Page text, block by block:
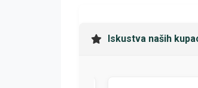
Iskustva naših